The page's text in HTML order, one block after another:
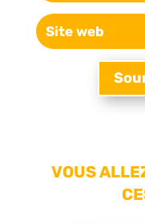
VOUS